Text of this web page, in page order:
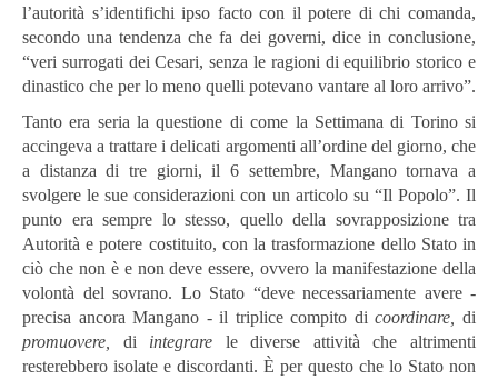
l’autorità s’identifichi ipso facto con il potere di chi comanda,
secondo una tendenza che fa dei governi, dice in conclusione,
“veri surrogati dei Cesari, senza le ragioni di equilibrio storico e
dinastico che per lo meno quelli potevano vantare al loro arrivo”.
Tanto era seria la questione di come la Settimana di Torino si
accingeva a trattare i delicati argomenti all’ordine del giorno, che
a distanza di tre giorni, il 6 settembre, Mangano tornava a
svolgere le sue considerazioni con un articolo su “Il Popolo”. Il
punto era sempre lo stesso, quello della sovrapposizione tra
Autorità e potere costituito, con la trasformazione dello Stato in
ciò che non è e non deve essere, ovvero la manifestazione della
volontà del sovrano. Lo Stato “deve necessariamente avere -
precisa ancora Mangano - il triplice compito dicoordinare,di
promuovere, di integrare le diverse attività che altrimenti
resterebbero isolate e discordanti. È per questo che lo Stato non